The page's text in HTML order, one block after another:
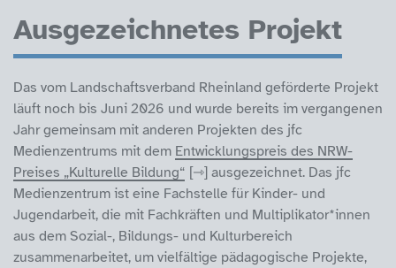
Ausgezeichnetes Projekt
Das vom Landschaftsverband Rheinland geförderte Projekt
läuft noch bis Juni 2026 und wurde bereits im vergangenen
Jahr gemeinsam mit anderen Projekten des jfc
Medienzentrums mit dem Entwicklungspreis des NRW-
Preises „Kulturelle Bildung“
ausgezeichnet. Das jfc
Medienzentrum ist eine Fachstelle für Kinder- und
Jugendarbeit, die mit Fachkräften und Multiplikator*innen
aus dem Sozial-, Bildungs- und Kulturbereich
zusammenarbeitet, um vielfältige pädagogische Projekte,